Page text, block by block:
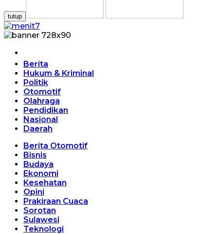
tutup
Berita
Hukum & Kriminal
Politik
Otomotif
Olahraga
Pendidikan
Nasional
Daerah
Berita Otomotif
Bisnis
Budaya
Ekonomi
Kesehatan
Opini
Prakiraan Cuaca
Sorotan
Sulawesi
Teknologi